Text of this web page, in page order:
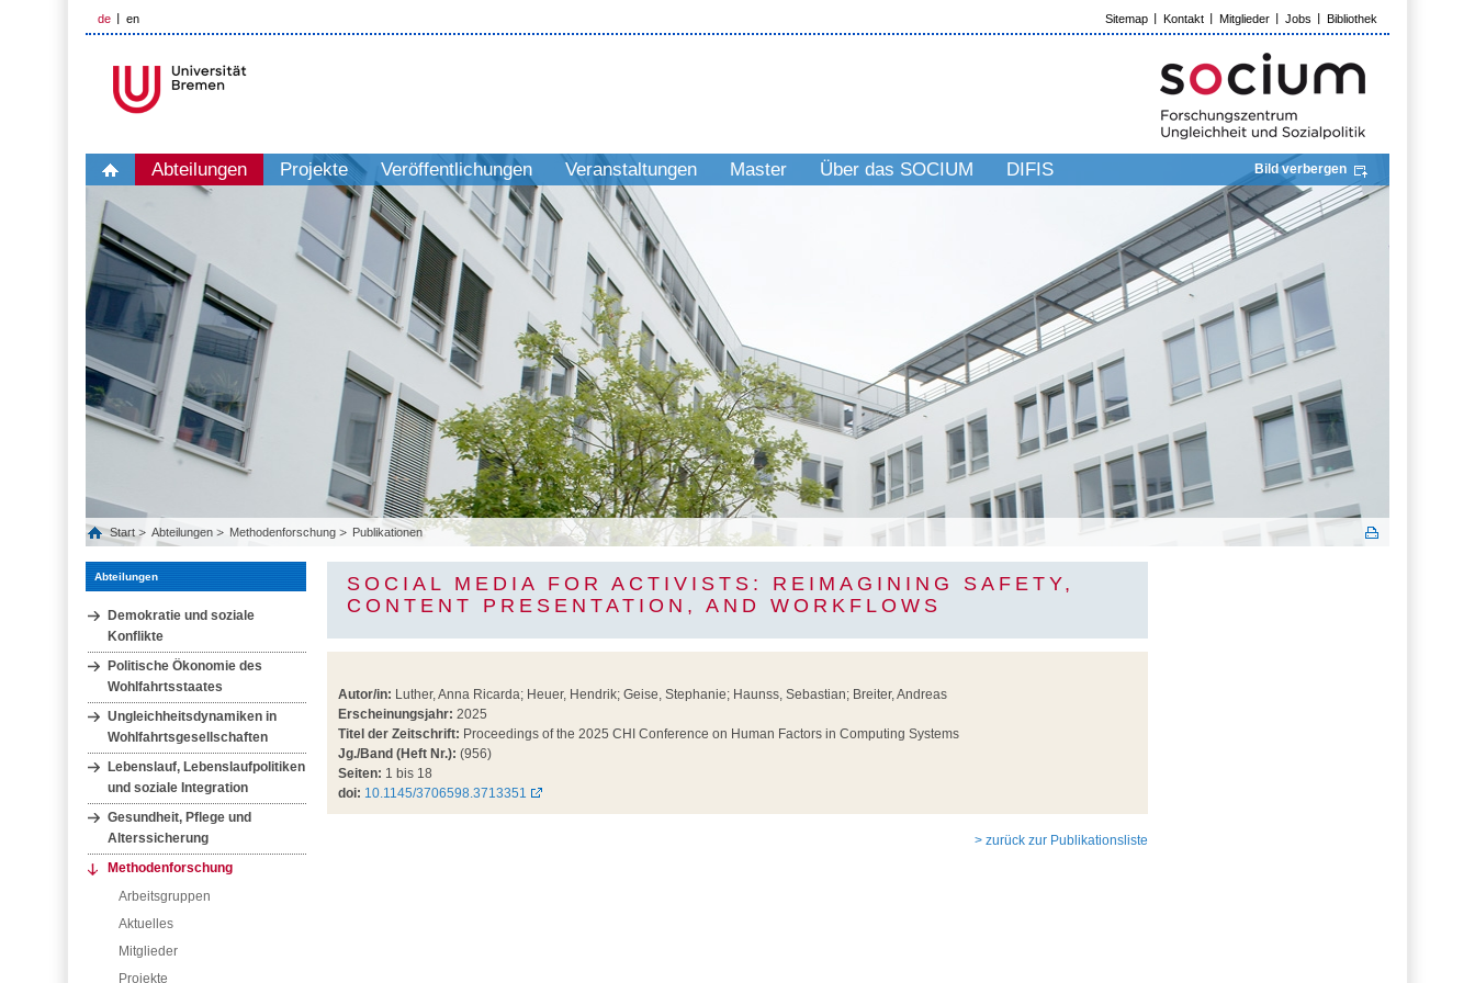
de en Sitemap Kontakt Mitglieder Jobs Bibliothek
Abteilungen Projekte Veröffentlichungen Veranstaltungen Master Über das SOCIUM DIFIS Bild verbergen
Start Abteilungen Methodenforschung Publikationen
Abteilungen
Demokratie und soziale
Konflikte
Politische Ökonomie des
Wohlfahrtsstaates
Ungleichheitsdynamiken in
Wohlfahrtsgesellschaften
Lebenslauf, Lebenslaufpolitiken
und soziale Integration
Gesundheit, Pflege und
Alterssicherung
Methodenforschung
Arbeitsgruppen
Aktuelles
Mitglieder
Projekte
SOCIAL MEDIA FOR ACTIVISTS: REIMAGINING SAFETY,
CONTENT PRESENTATION, AND WORKFLOWS
Autor/in: Luther, Anna Ricarda; Heuer, Hendrik; Geise, Stephanie; Haunss, Sebastian; Breiter, Andreas
Erscheinungsjahr: 2025
Titel der Zeitschrift: Proceedings of the 2025 CHI Conference on Human Factors in Computing Systems
Jg./Band (Heft Nr.): (956)
Seiten: 1 bis 18
doi: 10.1145/3706598.3713351
> zurück zur Publikationsliste